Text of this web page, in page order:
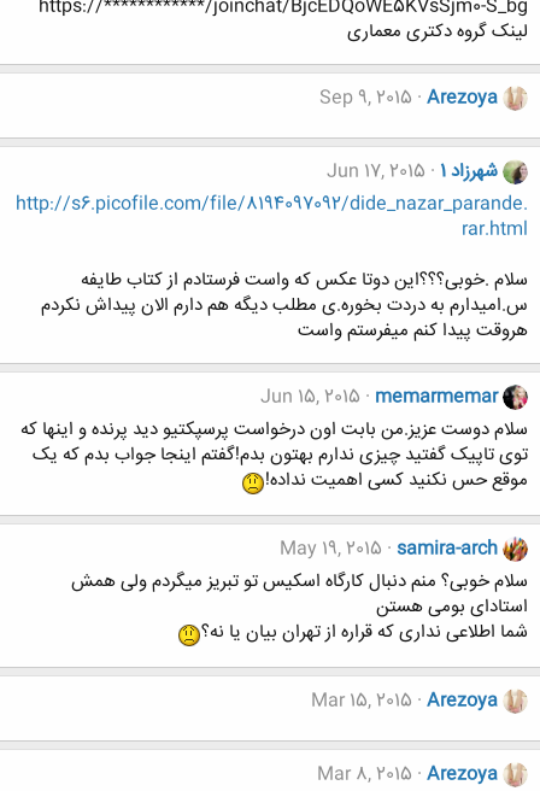
https://************/joinchat/BjcEDQoWE5KVsSjm0-S_bg
لینک گروه دکتری معماری
Arezoya
Sep 9, 2015
شهرزاد 1
Jun 17, 2015
http://s6.picofile.com/file/8194097092/dide_nazar_parande.
rar.html
سلام .خوبی؟؟؟این دوتا عکس که واست فرستادم از کتاب طایفه
س.امیدارم به دردت بخوره.ی مطلب دیگه هم دارم الان پیداش نکردم
هروقت پیدا کنم میفرستم واست
memarmemar
Jun 15, 2015
سلام دوست عزیز.من بابت اون درخواست پرسپکتیو دید پرنده و اینها که
توی تاپیک گفتید چیزی ندارم بهتون بدم!گفتم اینجا جواب بدم که یک
موقع حس نکنید کسی اهمیت نداده!
samira-arch
May 19, 2015
سلام خوبی؟ منم دنبال کارگاه اسکیس تو تبریز میگردم ولی همش
استادای بومی هستن
شما اطلاعی نداری که قراره از تهران بیان یا نه؟
Arezoya
Mar 15, 2015
Arezoya
Mar 8, 2015